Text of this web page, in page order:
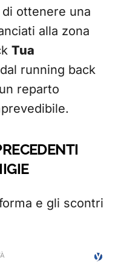
ottenere una
alla zona
Tua
running back
reparto
e gli scontri